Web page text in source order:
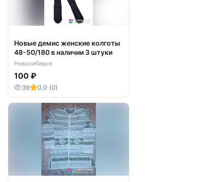
Новые демис женские колготы
48-50/180 в наличии 3 штуки
Новосибирск
100 ₽
39 0,0 (0)